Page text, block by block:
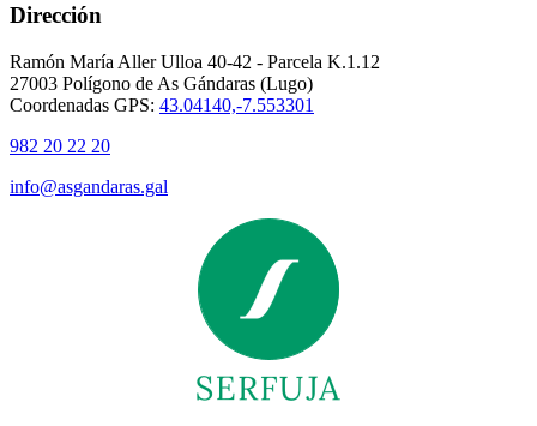
Dirección
Ramón María Aller Ulloa 40-42 - Parcela K.1.12
27003 Polígono de As Gándaras (Lugo)
Coordenadas GPS: 43.04140,-7.553301
982 20 22 20
info@asgandaras.gal